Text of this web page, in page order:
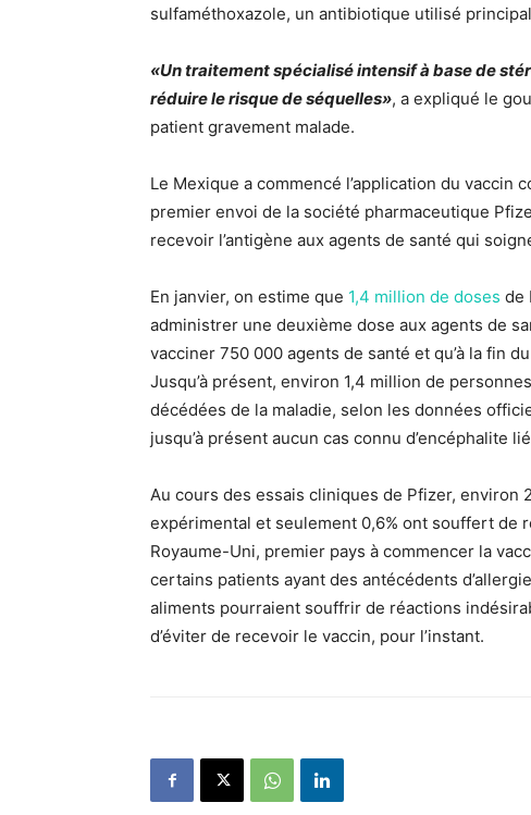
sulfaméthoxazole, un antibiotique utilisé
«Un traitement spécialisé intensif à base de
réduire le risque de séquelles», a expliqué le
patient gravement malade.
Le Mexique a commencé l’application du
premier envoi de la société pharmaceutique
recevoir l’antigène aux agents de santé qui
En janvier, on estime que 1,4 million de doses de
administrer une deuxième dose aux agents de
vacciner 750 000 agents de santé et qu’à la fin
Jusqu’à présent, environ 1,4 million de
décédées de la maladie, selon les données
jusqu’à présent aucun cas connu d’encéphalite
Au cours des essais cliniques de Pfizer, environ
expérimental et seulement 0,6% ont souffert de
Royaume-Uni, premier pays à commencer la
certains patients ayant des antécédents
aliments pourraient souffrir de réactions
d’éviter de recevoir le vaccin, pour l’instant.